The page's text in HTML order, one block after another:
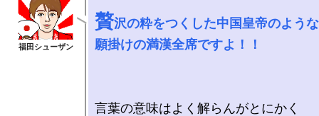
贅沢の粋をつくした中国皇帝のような
願掛けの満漢全席ですよ！！
言葉の意味はよく解らんがとにかく